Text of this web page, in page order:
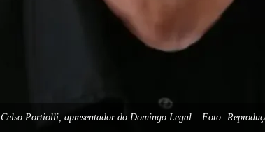
Celso Portiolli, apresentador do Domingo Legal – Foto: